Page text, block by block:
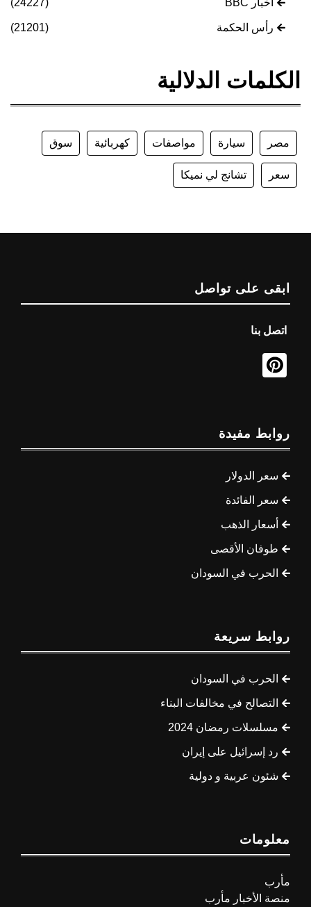
رأس الحكمة (21201)
الكلمات الدلالية
مصر سيارة مواصفات كهربائية سوق
سعر تشانج لي نميكا
ابقى على تواصل
اتصل بنا
روابط مفيدة
سعر الدولار
سعر الفائدة
أسعار الذهب
طوفان الأقصى
الحرب في السودان
روابط سريعة
الحرب في السودان
التصالح في مخالفات البناء
مسلسلات رمضان 2024
رد إسرائيل على إيران
شئون عربية و دولية
معلومات
مأرب
منصة الأخبار مأرب